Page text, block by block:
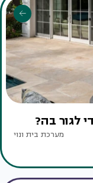
לגור בה?
מערכת בית ונוי